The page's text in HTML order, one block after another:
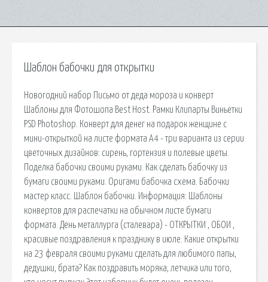
Шаблон бабочки для открытки
Новогодний набор Письмо от деда мороза и конверт
Шаблоны для Фотошопа Best Host. Рамки Клипарты Виньетки
PSD Photoshop. Конверт для денег на подарок женщине с
мини-открыткой на листе формата А4 - три варианта из серии
цветочных дизайнов: сирень, гортензия и полевые цветы.
Поделка бабочки своими руками. Как сделать бабочку из
бумаги своими руками. Оригами бабочка схема. Бабочки
мастер класс. Шаблон бабочки. Информация: Шаблоны
конвертов для распечатки на обычном листе бумаги
формата. День металлурга (сталевара) - ОТКРЫТКИ , ОБОИ ,
красивые поздравления к празднику в июле. Какие открытки
на 23 февраля своими руками сделать для любимого папы,
дедушки, брата? Как поздравить моряка, летчика или того,